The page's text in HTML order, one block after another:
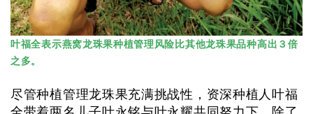
叶福全表示燕窝龙珠果种植管理风险比其他龙珠果品种高出３倍
之多。
尽管种植管理龙珠果充满挑战性，资深种植人叶福